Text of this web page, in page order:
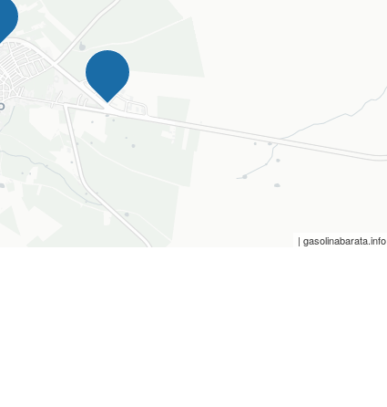
| gasolinabarata.info